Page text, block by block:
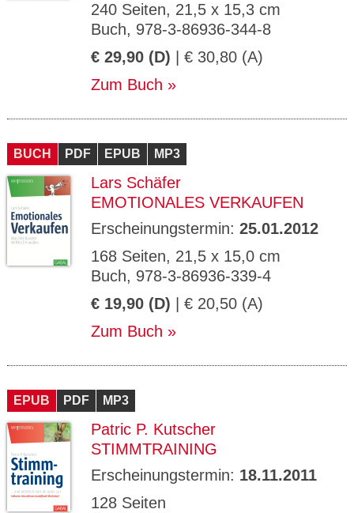
240 Seiten, 21,5 x 15,3 cm
Buch, 978-3-86936-344-8
€ 29,90 (D) | € 30,80 (A)
Zum Buch
BUCH PDF EPUB MP3
Lars Schäfer
EMOTIONALES VERKAUFEN
Erscheinungstermin: 25.01.2012
168 Seiten, 21,5 x 15,0 cm
Buch, 978-3-86936-339-4
€ 19,90 (D) | € 20,50 (A)
Zum Buch
EPUB PDF MP3
Patric P. Kutscher
STIMMTRAINING
Erscheinungstermin: 18.11.2011
128 Seiten